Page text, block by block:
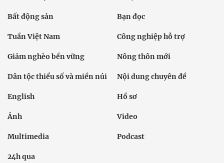
Bất động sản Bạn đọc
Tuần Việt Nam Công nghiệp hỗ trợ
Giảm nghèo bền vững Nông thôn mới
Dân tộc thiểu số và miền núi Nội dung chuyên đề
English Hồ sơ
Ảnh Video
Multimedia Podcast
24h qua